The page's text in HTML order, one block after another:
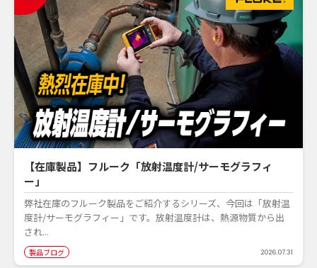
【在庫製品】フルーク「放射温度計/サーモグラフィ
ー」
弊社在庫のフルーク製品をご紹介するシリーズ、今回は「放射温
度計/サーモグラフィー」です。放射温度計は、熱源物質から出
され...
製品ブログ 2026.07.31